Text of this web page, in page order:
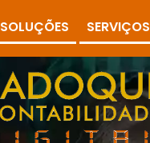
SOLUÇÕES SERVIÇOS